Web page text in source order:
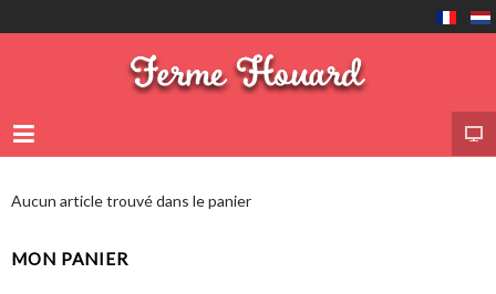
Aucun article trouvé dans le panier
MON PANIER